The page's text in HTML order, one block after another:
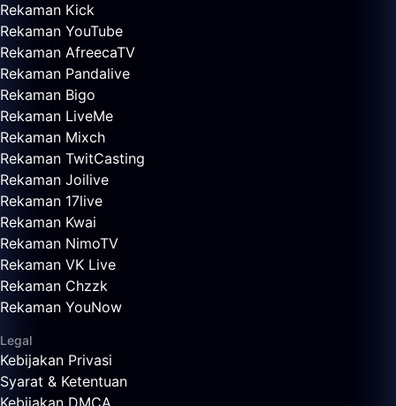
Rekaman Kick
Rekaman YouTube
Rekaman AfreecaTV
Rekaman Pandalive
Rekaman Bigo
Rekaman LiveMe
Rekaman Mixch
Rekaman TwitCasting
Rekaman Joilive
Rekaman 17live
Rekaman Kwai
Rekaman NimoTV
Rekaman VK Live
Rekaman Chzzk
Rekaman YouNow
Legal
Kebijakan Privasi
Syarat & Ketentuan